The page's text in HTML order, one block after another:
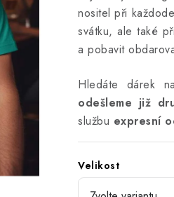
nositel při
svátku, ale také
a pobavit
Hledáte dárek
odešleme již
službu expresní
Velikost